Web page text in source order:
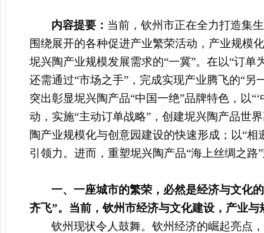
内容提要： 当前，钦州市正在全力打造集
围绕展开的各种促进产业繁荣活动，产业规模
坭兴陶产业规模发展需求的“一冀”。在以“订
还需通过“市场之手”，完成实现产业腾飞的“
突出彰显坭兴陶产品“中国一绝”品牌特色， 以
动，实施“主动订单战略”，创建坭兴陶产品世
陶产业规模化与创意园建设的快速形成；以“
引领力。进而，重塑坭兴陶产品“海上丝绸之
一、一座城市的繁荣，必然是经济与文化
齐飞”。当前，钦州市经济与文化建设，产业
钦州现状令人鼓舞。钦州经济的崛起亮点